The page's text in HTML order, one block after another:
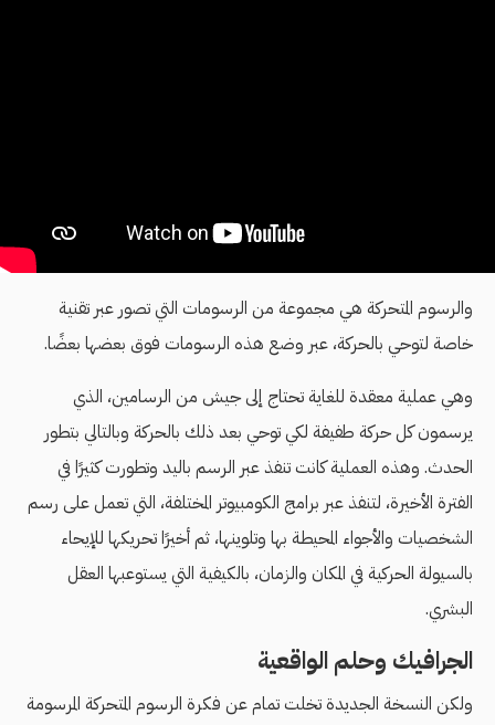
والرسوم المتحركة هي مجموعة من الرسومات التي تصور عبر تقنية
خاصة لتوحي بالحركة، عبر وضع هذه الرسومات فوق بعضها بعضًا.
وهي عملية معقدة للغاية تحتاج إلى جيش من الرسامين، الذي
يرسمون كل حركة طفيفة لكي توحي بعد ذلك بالحركة وبالتالي بتطور
الحدث. وهذه العملية كانت تنفذ عبر الرسم باليد وتطورت كثيرًا في
الفترة الأخيرة، لتنفذ عبر برامج الكومبيوتر المختلفة، التي تعمل على رسم
الشخصيات والأجواء المحيطة بها وتلوينها، ثم أخيرًا تحريكها للإيحاء
بالسيولة الحركية في المكان والزمان، بالكيفية التي يستوعبها العقل
البشري.
الجرافيك وحلم الواقعية
ولكن النسخة الجديدة تخلت تمام عن فكرة الرسوم المتحركة المرسومة